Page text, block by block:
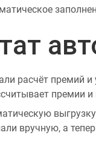
расчёт премий
премии и
вручную, а